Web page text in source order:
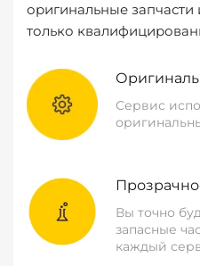
оригинальные
только
Сервис
Вы точно
запасные
каждый